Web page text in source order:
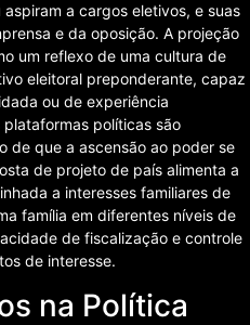
a cargos eletivos, e suas
e da oposição. A projeção
um reflexo de uma cultura de
eleitoral preponderante, capaz
ou de experiência
políticas são
de que a ascensão ao poder se
de projeto de país alimenta a
a interesses familiares de
família em diferentes níveis de
de fiscalização e controle
de interesse.
na Política